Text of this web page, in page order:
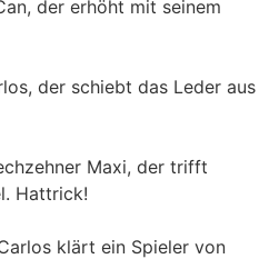
der erhöht mit seinem
der schiebt das Leder aus
Maxi, der trifft
Hattrick!
klärt ein Spieler von